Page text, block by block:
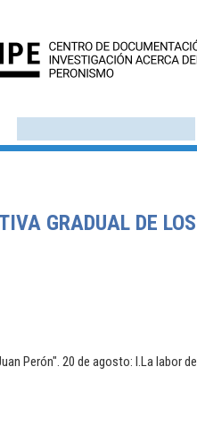
GRADUAL DE LOS
Perón". 20 de agosto: I.La labor de